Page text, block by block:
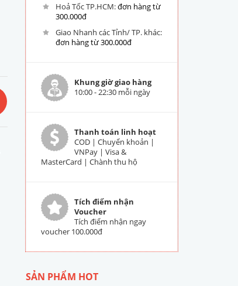
Hoả Tốc TP.HCM:đơn hàng từ
300.000đ
Giao Nhanh các Tỉnh/ TP. khác:
đơn hàng từ 300.000đ
Khung giờ giao hàng
10:00 - 22:30 mỗi ngày
Thanh toán linh hoạt
COD | Chuyển khoản |
VNPay | Visa &
MasterCard | Chành thu hộ
Tích điểm nhận
Voucher
Tích điểm nhận ngay
voucher 100.000đ
SẢN PHẨM HOT